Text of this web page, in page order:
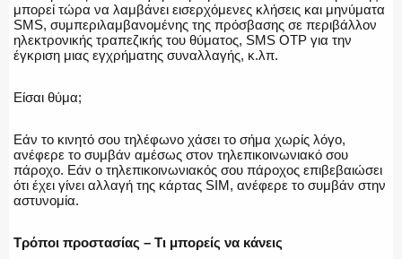
μπορεί τώρα να λαμβάνει εισερχόμενες κλήσεις και μηνύματα
SMS, συμπεριλαμβανομένης της πρόσβασης σε περιβάλλον
ηλεκτρονικής τραπεζικής του θύματος, SMS OTP για την
έγκριση μιας εγχρήματης συναλλαγής, κ.λπ.
Είσαι θύμα;
Εάν το κινητό σου τηλέφωνο χάσει το σήμα χωρίς λόγο,
ανέφερε το συμβάν αμέσως στον τηλεπικοινωνιακό σου
πάροχο. Εάν ο τηλεπικοινωνιακός σου πάροχος επιβεβαιώσει
ότι έχει γίνει αλλαγή της κάρτας SIM, ανέφερε το συμβάν στην
αστυνομία.
Τρόποι προστασίας – Τι μπορείς να κάνεις